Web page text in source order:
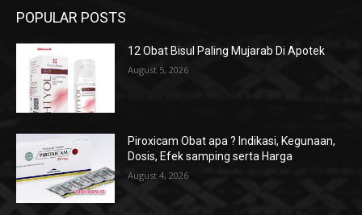
POPULAR POSTS
12 Obat Bisul Paling Mujarab Di Apotek
August 5, 2026
Piroxicam Obat apa ? Indikasi, Kegunaan,
Dosis, Efek samping serta Harga
August 4, 2026